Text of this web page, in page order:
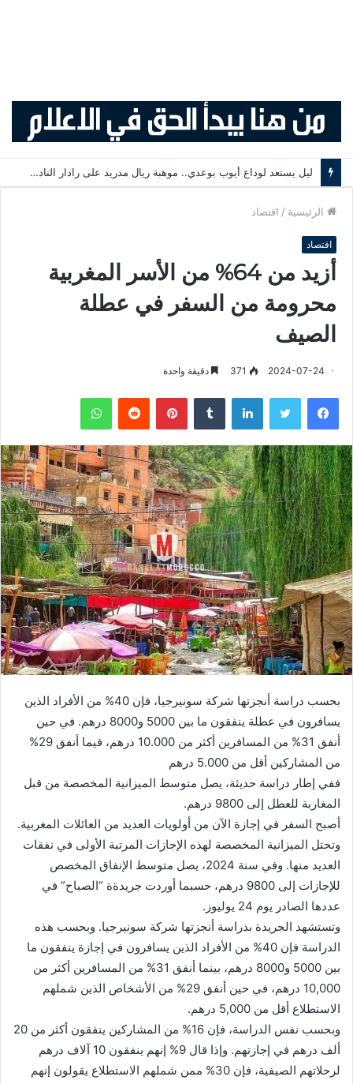
ليل يستعد لوداع أيوب بوعدي.. موهبة ريال مدريد على رادار النادي الفرنسي .
الرئيسية / اقتصاد
اقتصاد
أزيد من 64% من الأسر المغربية
محرومة من السفر في عطلة
الصيف
2024-07-24
371 دقيقة واحدة
فيسبوك لينكدإن بينتيريست
بحسب دراسة أنجزتها شركة سونيرجيا، فإن 40% من الأفراد الذين
يسافرون في عطلة ينفقون ما بين 5000 و8000 درهم. في حين
أنفق 31% من المسافرين أكثر من 10.000 درهم، فيما أنفق 29%
من المشاركين أقل من 5.000 درهم
ففي إطار دراسة حديثة، يصل متوسط ​​الميزانية المخصصة من قبل
المغاربة للعطل إلى 9800 درهم.
أصبح السفر في إجازة الآن من أولويات العديد من العائلات المغربية.
وتحتل الميزانية المخصصة لهذه الإجازات المرتبة الأولى في نفقات
العديد منها. وفي سنة 2024، يصل متوسط ​​الإنفاق المخصص
للإجازات إلى 9800 درهم، حسبما أوردت جريدةة “الصباح” في
عددها الصادر يوم 24 يوليوز.
وتستشهد الجريدة بدراسة أنجزتها شركة سونيرجيا. وبحسب هذه
الدراسة فإن 40% من الأفراد الذين يسافرون في إجازة ينفقون ما
بين 5000 و8000 درهم، بينما أنفق 31% من المسافرين أكثر من
10,000 درهم، في حين أنفق 29% من الأشخاص الذين شملهم
الاستطلاع أقل من 5,000 درهم.
وبحسب نفس الدراسة، فإن 16% من المشاركين ينفقون أكثر من 20
ألف درهم في إجازتهم. وإذا قال 9% إنهم ينفقون 10 آلاف درهم
لرحلاتهم الصيفية، فإن 30% ممن شملهم الاستطلاع يقولون إنهم